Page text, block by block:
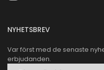
NYHETSBREV
Var först med de senaste
erbjudanden.